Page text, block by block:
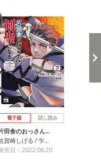
電子版 試し読み
田舎のおっさん…
賀崎しげる / 乍…
売日：2022.06.20